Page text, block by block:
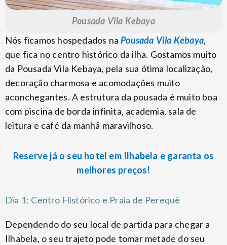
Pousada Vila Kebaya
Nós ficamos hospedados naPousada Vila Kebaya,
que fica no centro histórico da ilha. Gostamos muito
da Pousada Vila Kebaya, pela sua ótima localização,
decoração charmosa e acomodações muito
aconchegantes. A estrutura da pousada é muito boa
com piscina de borda infinita, academia, sala de
leitura e café da manhã maravilhoso.
Reserve já o seu hotel em Ilhabela e garanta os
melhores preços!
Dia 1: Centro Histórico e Praia de Perequê
Dependendo do seu local de partida para chegar a
Ilhabela, o seu trajeto pode tomar metade do seu